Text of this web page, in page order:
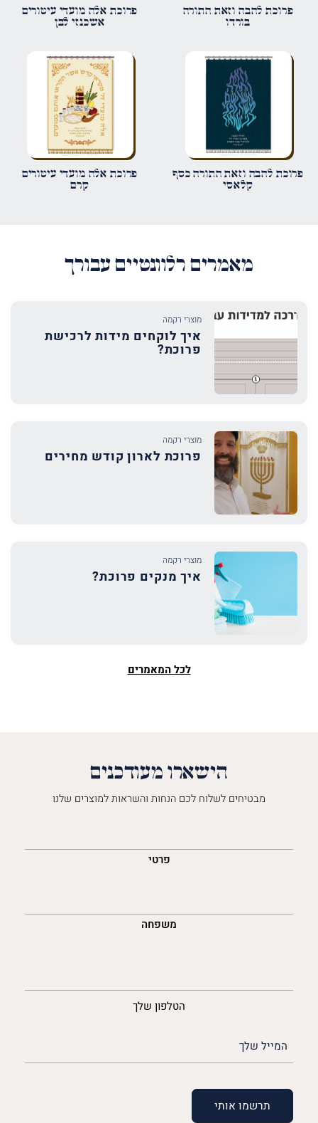
אימייל*
שמור בדפדפן זה את השם, האימייל והאתר שלי לפעם הבאה שאגיב.
פרוכת להבה וזאת התורה
בורדו
פרוכת אלה מועדי עיטורים
אשכנזי לבן
פרוכת להבה וזאת התורה כסף
קלאסי
פרוכת אלה מועדי עיטורים
קרם
מאמרים רלוונטיים עבורך
מוצרי רקמה
איך לוקחים מידות לרכישת
פרוכת?
מוצרי רקמה
פרוכת לארון קודש מחירים
מוצרי רקמה
איך מנקים פרוכת?
לכל המאמרים
הישארו מעודכנים
מבטיחים לשלוח לכם הנחות והשראות למוצרים שלנו
פרטי
משפחה
הטלפון שלך
(חובה)